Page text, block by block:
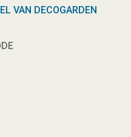
VAN DECOGARDEN